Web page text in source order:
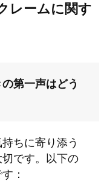
レームに関す
第一声はどう
ちに寄り添う
です。以下の
：